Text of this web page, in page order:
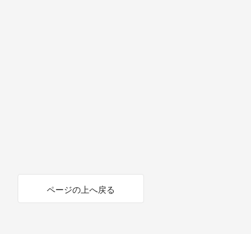
ページの上へ戻る